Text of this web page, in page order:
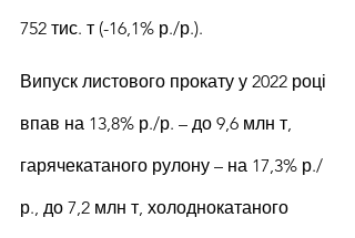
752 тис. т (-16,1% р./р.).
Випуск листового прокату у 2022 році
впав на 13,8% р./р. – до 9,6 млн т,
гарячекатаного рулону – на 17,3% р./
р., до 7,2 млн т, холоднокатаного